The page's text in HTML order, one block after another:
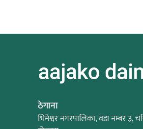
ठेगाना
भिमेश्वर नगरपालिका, वडा नम्बर ३,